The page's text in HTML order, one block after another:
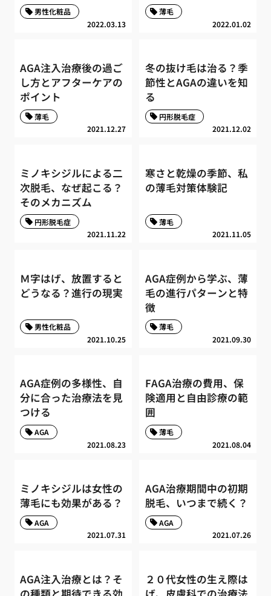
2022.03.13
男性化粧品
2022.01.02
薄毛
AGA注入治療後の過ご
し方とアフターケアの
ポイント
2021.12.27
薄毛
冬の抜け毛は治る？季
節性とAGAの違いを知
る
2021.12.02
円形脱毛症
ミノキシジルによる二
次脱毛、なぜ起こる？
そのメカニズム
2021.11.22
円形脱毛症
寒さと乾燥の季節、私
の薄毛対策体験記
2021.11.05
薄毛
Ｍ字はげ、放置すると
どうなる？進行の現実
2021.10.25
男性化粧品
AGA症例から学ぶ、薄
毛の進行パターンと特
徴
2021.09.30
薄毛
AGA症例の多様性、自
分に合った治療法を見
つける
2021.08.23
AGA
FAGA治療の費用、保
険適用と自由診療の範
囲
2021.08.04
薄毛
ミノキシジルは女性の
薄毛にも効果がある？
2021.07.31
AGA
AGA治療期間中の初期
脱毛、いつまで続く？
2021.07.26
AGA
AGA注入治療とは？そ
２０代女性の生え際は